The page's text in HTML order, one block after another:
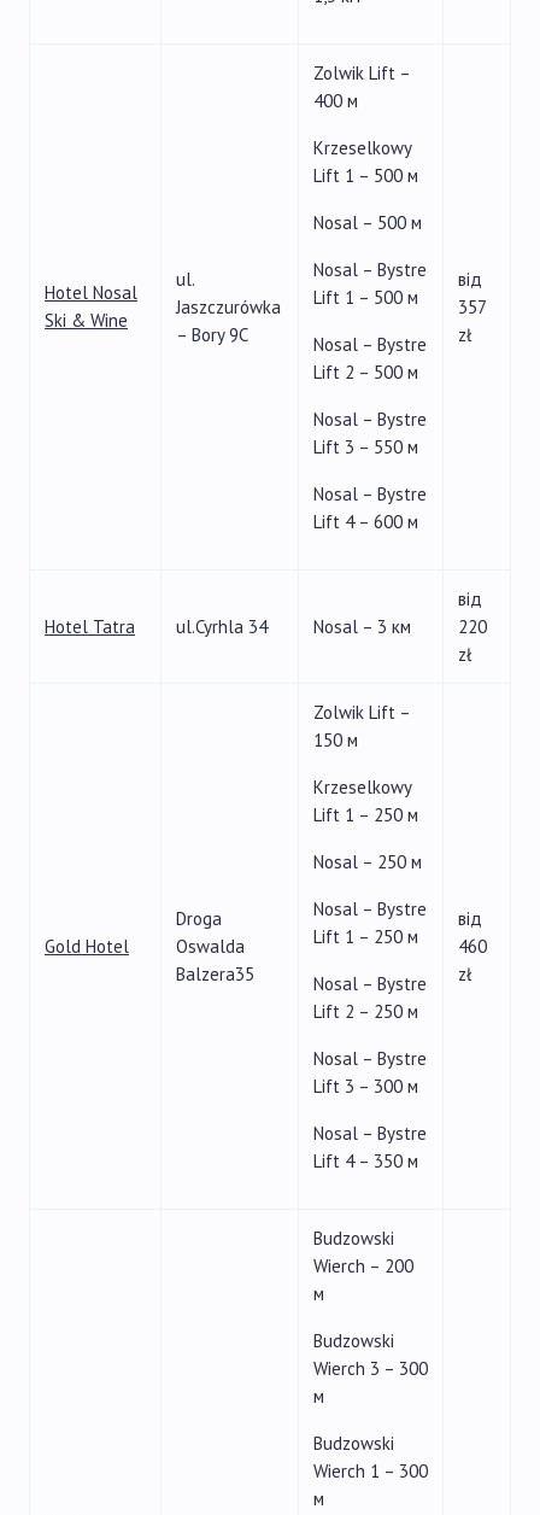
Hotel Nosal
Ski & Wine
ul.
Jaszczurówka
– Bory 9C
Zolwik Lift –
400 м
Krzeselkowy
Lift 1 – 500 м
Nosal – 500 м
Nosal – Bystre
Lift 1 – 500 м
Nosal – Bystre
Lift 2 – 500 м
Nosal – Bystre
Lift 3 – 550 м
Nosal – Bystre
Lift 4 – 600 м
від
357
zł
Hotel Tatra ul.Cyrhla 34 Nosal – 3 км
від
220
zł
Gold Hotel
Droga
Oswalda
Balzera35
Zolwik Lift –
150 м
Krzeselkowy
Lift 1 – 250 м
Nosal – 250 м
Nosal – Bystre
Lift 1 – 250 м
Nosal – Bystre
Lift 2 – 250 м
Nosal – Bystre
Lift 3 – 300 м
Nosal – Bystre
Lift 4 – 350 м
від
460
zł
Budzowski
Wierch – 200
м
Budzowski
Wierch 3 – 300
м
Budzowski
Wierch 1 – 300
м